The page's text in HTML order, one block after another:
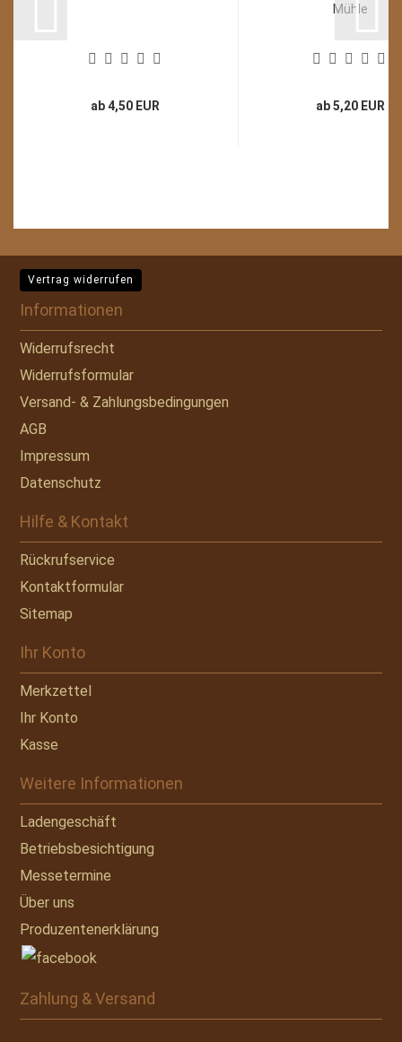
ab 4,50 EUR
Mühle
ab 5,20 EUR
Vertrag widerrufen
Informationen
Widerrufsrecht
Widerrufsformular
Versand- & Zahlungsbedingungen
AGB
Impressum
Datenschutz
Hilfe & Kontakt
Rückrufservice
Kontaktformular
Sitemap
Ihr Konto
Merkzettel
Ihr Konto
Kasse
Weitere Informationen
Ladengeschäft
Betriebsbesichtigung
Messetermine
Über uns
Produzentenerklärung
Zahlung & Versand